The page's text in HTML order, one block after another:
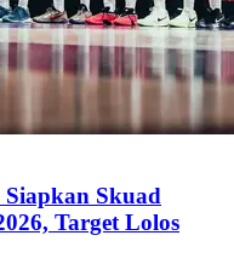
Siapkan Skuad
Target Lolos